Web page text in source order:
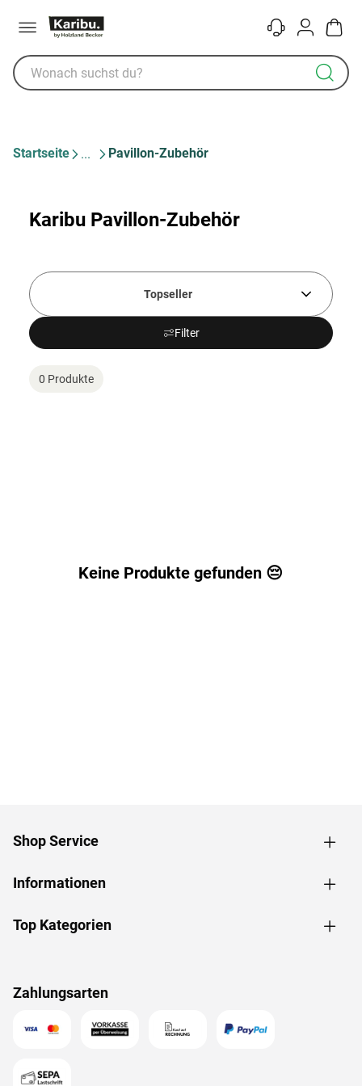
KontaktKonto
Startseite Pavillon-Zubehör
Karibu Pavillon-Zubehör
Topseller
Filter
0 Produkte
Keine Produkte gefunden 😔
Shop Service
Informationen
Top Kategorien
Zahlungsarten